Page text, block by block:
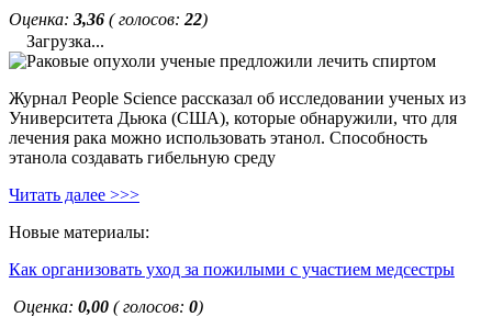
Оценка: 3,36 ( голосов: 22)
Загрузка...
Журнал People Science рассказал об исследовании ученых из
Университета Дьюка (США), которые обнаружили, что для
лечения рака можно использовать этанол. Способность
этанола создавать гибельную среду
Читать далее >>>
Новые материалы:
Как организовать уход за пожилыми с участием медсестры
Оценка: 0,00 ( голосов: 0)